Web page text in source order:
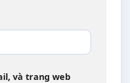
và trang web